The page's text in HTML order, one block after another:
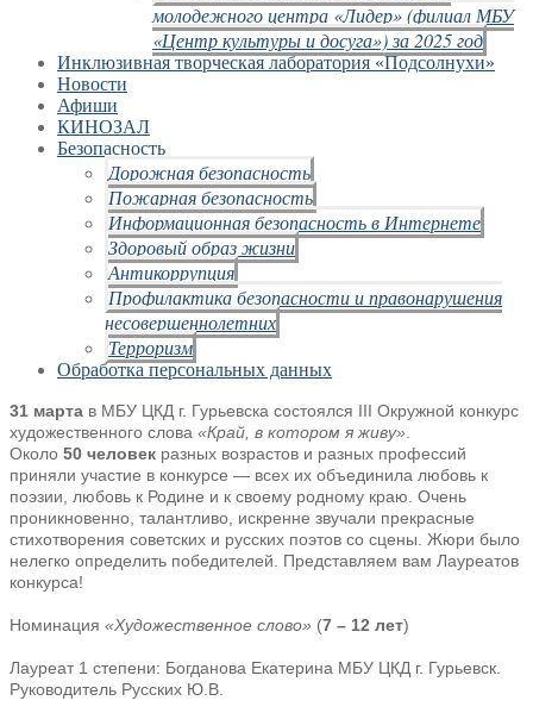
молодежного центра «Лидер» (филиал МБУ
«Центр культуры и досуга») за 2025 год
Инклюзивная творческая лаборатория «Подсолнухи»
Новости
Афиши
КИНОЗАЛ
Безопасность
Дорожная безопасность
Пожарная безопасность
Информационная безопасность в Интернете
Здоровый образ жизни
Антикоррупция
Профилактика безопасности и правонарушения
несовершеннолетних
Терроризм
Обработка персональных данных
31 марта в МБУ ЦКД г. Гурьевска состоялся III Окружной конкурс
художественного слова «Край, в котором я живу».
Около 50 человек разных возрастов и разных профессий
приняли участие в конкурсе — всех их объединила любовь к
поэзии, любовь к Родине и к своему родному краю. Очень
проникновенно, талантливо, искренне звучали прекрасные
стихотворения советских и русских поэтов со сцены. Жюри было
нелегко определить победителей. Представляем вам Лауреатов
конкурса!
Номинация «Художественное слово» (7 – 12 лет)
Лауреат 1 степени: Богданова Екатерина МБУ ЦКД г. Гурьевск.
Руководитель Русских Ю.В.